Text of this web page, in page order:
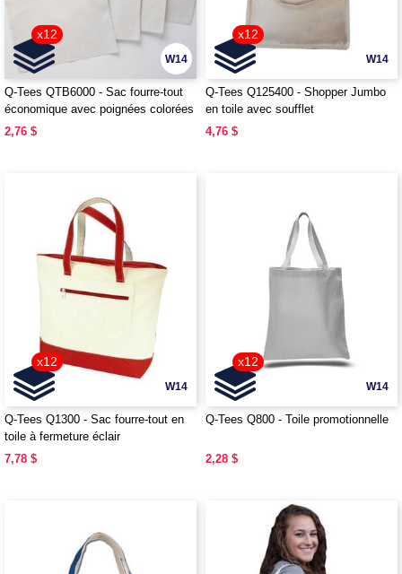
W14
x12
Q-Tees QTB6000 - Sac fourre-tout
économique avec poignées colorées
2,76 $
W14
x12
Q-Tees Q125400 - Shopper Jumbo
en toile avec soufflet
4,76 $
W14
x12
Q-Tees Q1300 - Sac fourre-tout en
toile à fermeture éclair
7,78 $
W14
x12
Q-Tees Q800 - Toile promotionnelle
2,28 $